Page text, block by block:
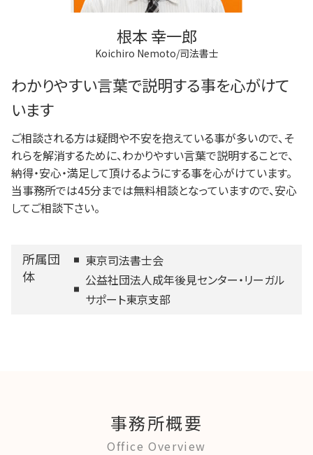
根本 幸一郎
Koichiro Nemoto/司法書士
わかりやすい言葉で説明する事を心がけて
います
ご相談される方は疑問や不安を抱えている事が多いので、そ
れらを解消するために、わかりやすい言葉で説明することで、
納得・安心・満足して頂けるようにする事を心がけています。
当事務所では45分までは無料相談となっていますので、安心
してご相談下さい。
所属団
体
東京司法書士会
公益社団法人成年後見センター・リーガル
サポート東京支部
事務所概要
Office Overview